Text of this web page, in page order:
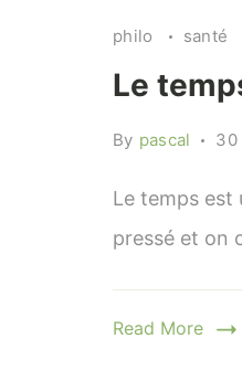
philo santé
Le
By pascal 30
Le temps est
pressé et on
Read More